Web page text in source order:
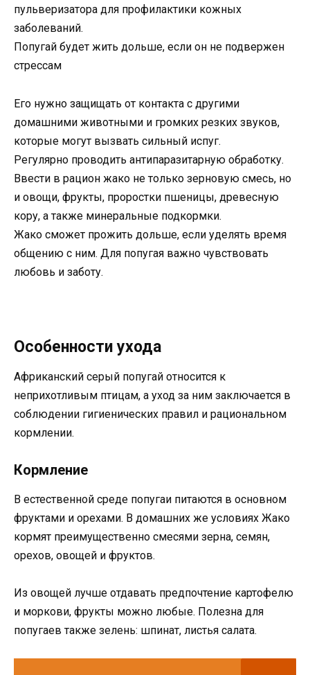
пульверизатора для профилактики кожных
заболеваний.
Попугай будет жить дольше, если он не подвержен
стрессам
Его нужно защищать от контакта с другими
домашними животными и громких резких звуков,
которые могут вызвать сильный испуг.
Регулярно проводить антипаразитарную обработку.
Ввести в рацион жако не только зерновую смесь, но
и овощи, фрукты, проростки пшеницы, древесную
кору, а также минеральные подкормки.
Жако сможет прожить дольше, если уделять время
общению с ним. Для попугая важно чувствовать
любовь и заботу.
Особенности ухода
Африканский серый попугай относится к
неприхотливым птицам, а уход за ним заключается в
соблюдении гигиенических правил и рациональном
кормлении.
Кормление
В естественной среде попугаи питаются в основном
фруктами и орехами. В домашних же условиях Жако
кормят преимущественно смесями зерна, семян,
орехов, овощей и фруктов.
Из овощей лучше отдавать предпочтение картофелю
и моркови, фрукты можно любые. Полезна для
попугаев также зелень: шпинат, листья салата.